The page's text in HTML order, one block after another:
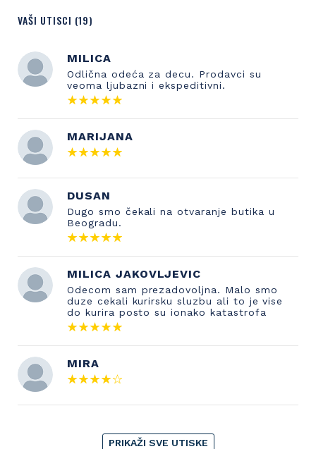
VAŠI UTISCI (19)
MILICA
Odlična odeća za decu. Prodavci su
veoma ljubazni i ekspeditivni.
MARIJANA
DUSAN
Dugo smo čekali na otvaranje butika u
Beogradu.
MILICA JAKOVLJEVIC
Odecom sam prezadovoljna. Malo smo
duze cekali kurirsku sluzbu ali to je vise
do kurira posto su ionako katastrofa
MIRA
PRIKAŽI SVE UTISKE